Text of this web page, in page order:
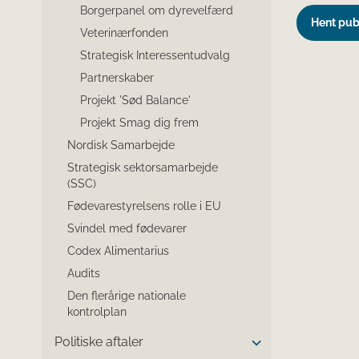
Borgerpanel om dyrevelfærd
Veterinærfonden
Strategisk Interessentudvalg
Partnerskaber
Projekt 'Sød Balance'
Projekt Smag dig frem
Nordisk Samarbejde
Strategisk sektorsamarbejde
(SSC)
Fødevarestyrelsens rolle i EU
Svindel med fødevarer
Codex Alimentarius
Audits
Den flerårige nationale
kontrolplan
Politiske aftaler
Hent